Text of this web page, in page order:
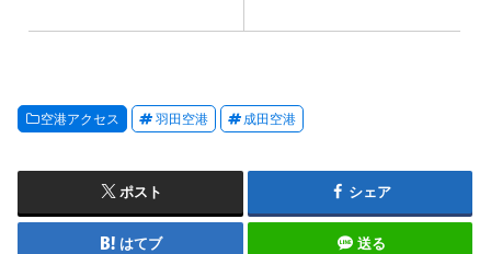
空港アクセス 羽田空港 成田空港
ポスト シェア
はてブ 送る